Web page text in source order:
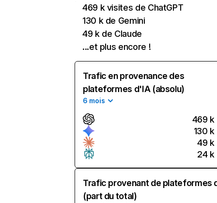
469 k visites de ChatGPT
130 k de Gemini
49 k de Claude
...et plus encore !
Trafic en provenance des
plateformes d'IA (absolu)
6 mois
469 k
130 k
49 k
24 k
Trafic provenant de plateformes
(part du total)